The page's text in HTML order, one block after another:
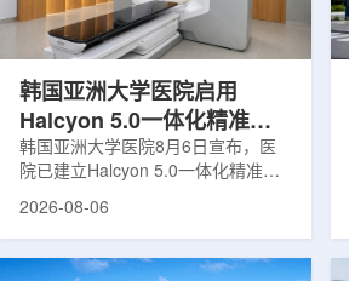
韩国亚洲大学医院启用
Halcyon 5.0一体化精准放
射治疗方案
韩国亚洲大学医院8月6日宣布，医
院已建立Halcyon 5.0一体化精准放
射治疗解决方案，并开始全面用于患
实时运动管理整合到同一治疗流程
2026-08-06